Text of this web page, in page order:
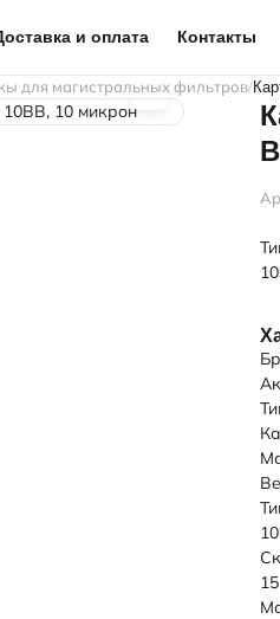
и оплата Контакты
для магистральных фильтров
15